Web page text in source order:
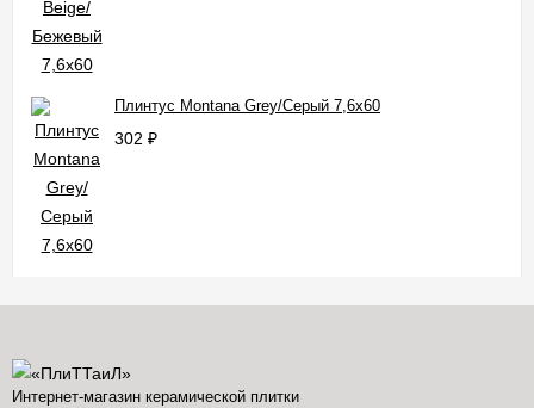
Плинтус Montana Grey/Серый 7,6x60
302 ₽
Интернет-магазин керамической плитки